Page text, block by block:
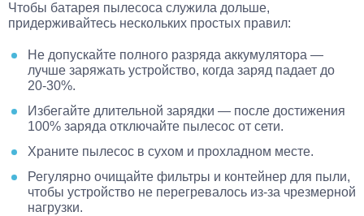
Чтобы батарея пылесоса служила дольше,
придерживайтесь нескольких простых правил:
Не допускайте полного разряда аккумулятора —
лучше заряжать устройство, когда заряд падает до
20-30%.
Избегайте длительной зарядки — после достижения
100% заряда отключайте пылесос от сети.
Храните пылесос в сухом и прохладном месте.
Регулярно очищайте фильтры и контейнер для пыли,
чтобы устройство не перегревалось из-за чрезмерной
нагрузки.